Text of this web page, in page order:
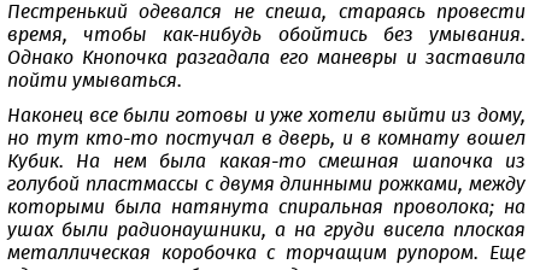
Пестренький одевался не спеша, стараясь провести
время, чтобы как-нибудь обойтись без умывания.
Однако Кнопочка разгадала его маневры и заставила
пойти умываться.
Наконец все были готовы и уже хотели выйти из дому,
но тут кто-то постучал в дверь, и в комнату вошел
Кубик. На нем была какая-то смешная шапочка из
голубой пластмассы с двумя длинными рожками, между
которыми была натянута спиральная проволока; на
ушах были радионаушники, а на груди висела плоская
металлическая коробочка с торчащим рупором. Еще